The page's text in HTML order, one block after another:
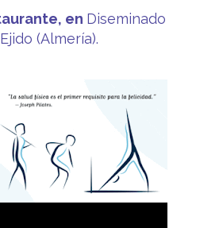
en Diseminado
(Almería).